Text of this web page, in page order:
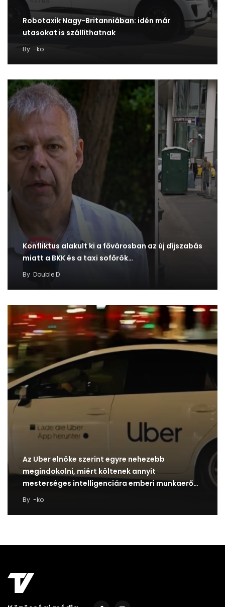
Robotaxik Nagy-Britanniában: idén már
utasokat is szállíthatnak
By -ko
Konfliktus alakult ki a fővárosban az új díjszabás
miatt a BKK és a taxi sofőrök…
By Double D
Az Uber elnöke szerint egyre nehezebb
megindokolni, miért költenek annyit
mesterséges intelligenciára emberi munkaerő
helyett
By -ko